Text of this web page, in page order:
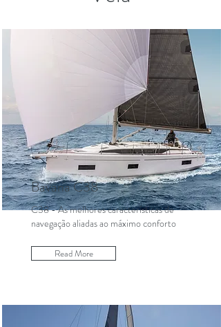
Bavaria C38
C38 - As melhores características de
navegação aliadas ao máximo conforto
Read More